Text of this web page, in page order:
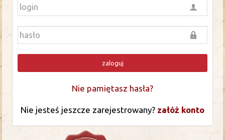
zaloguj
Nie pamiętasz hasła?
Nie jesteś jeszcze zarejestrowany? załóż konto